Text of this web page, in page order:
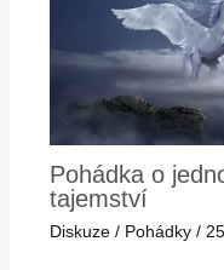
Pohádka o
tajemství
Diskuze / Pohádky /